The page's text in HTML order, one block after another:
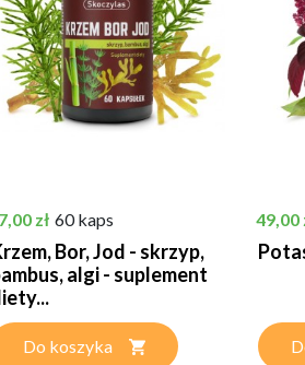
zł 60 kaps
Bor, Jod - skrzyp,
algi - suplement
Do koszyka
Cena
49,00